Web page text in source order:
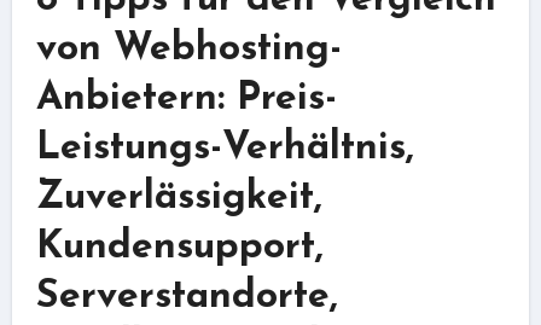
von Webhosting-
Anbietern: Preis-
Leistungs-Verhältnis,
Zuverlässigkeit,
Kundensupport,
Serverstandorte,